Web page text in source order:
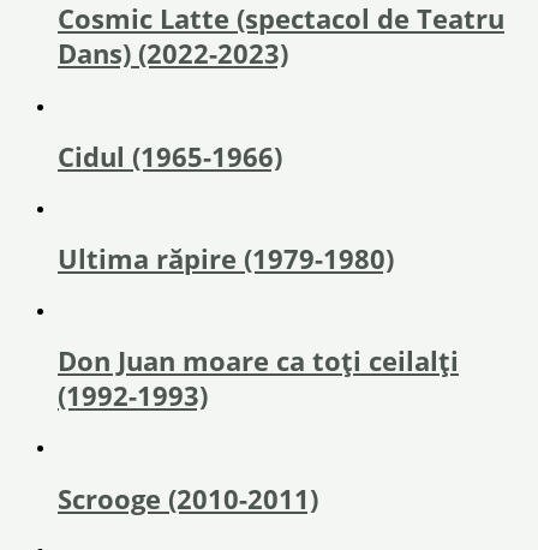
Cosmic Latte (spectacol de Teatru
Dans) (2022-2023)
Cidul (1965-1966)
Ultima răpire (1979-1980)
Don Juan moare ca toți ceilalți
(1992-1993)
Scrooge (2010-2011)